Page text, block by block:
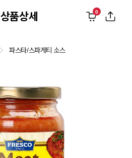
상품상세 0
파스타/스파게티 소스